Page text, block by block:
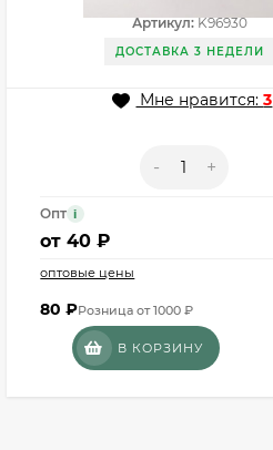
Артикул:K96930
ДОСТАВКА 3 НЕДЕЛИ
Мне нравится:3
- +
Опт i
от40 ₽
оптовые цены
80₽Розница от 1000 ₽
В КОРЗИНУ